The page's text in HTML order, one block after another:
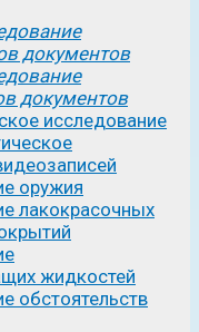
документов
документов
исследование
оружия
лакокрасочных
жидкостей
обстоятельств